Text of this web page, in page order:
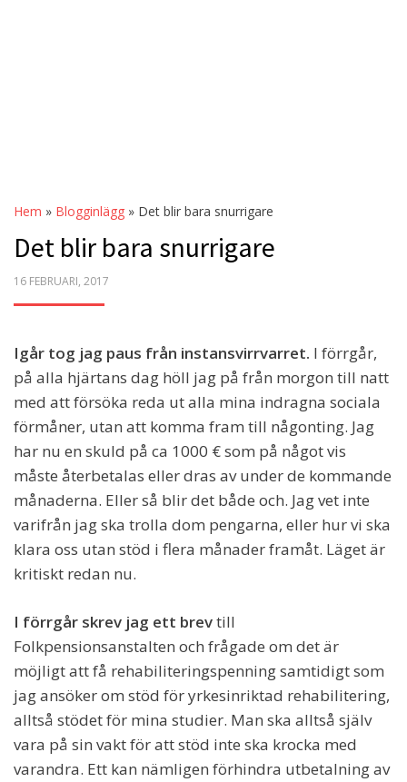
Hem » Blogginlägg » Det blir bara snurrigare
Det blir bara snurrigare
POSTED
16 FEBRUARI, 2017
Igår tog jag paus från instansvirrvarret. I förrgår,
på alla hjärtans dag höll jag på från morgon till natt
med att försöka reda ut alla mina indragna sociala
förmåner, utan att komma fram till någonting. Jag
har nu en skuld på ca 1000 € som på något vis
måste återbetalas eller dras av under de kommande
månaderna. Eller så blir det både och. Jag vet inte
varifrån jag ska trolla dom pengarna, eller hur vi ska
klara oss utan stöd i flera månader framåt. Läget är
kritiskt redan nu.
I förrgår skrev jag ett brevtill
Folkpensionsanstalten och frågade om det är
möjligt att få rehabiliteringspenning samtidigt som
jag ansöker om stöd för yrkesinriktad rehabilitering,
alltså stödet för mina studier. Man ska alltså själv
vara på sin vakt för att stöd inte ska krocka med
varandra. Ett kan nämligen förhindra utbetalning av